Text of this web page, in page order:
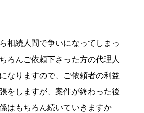
相続人間で争いになってしまっ
ろんご依頼下さった方の代理人
なりますので、ご依頼者の利益
をしますが、案件が終わった後
はもちろん続いていきますか